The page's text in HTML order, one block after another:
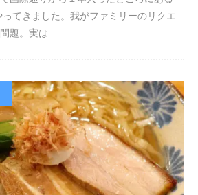
ってきました。我がファミリーのリクエ
題。実は…